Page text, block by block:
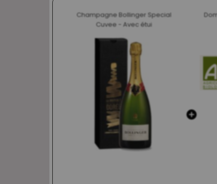
Champagne Bollinger Special
Cuvee - Avec étui